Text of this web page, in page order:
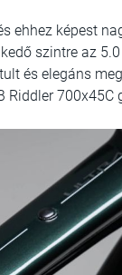
ehhez képest
szintre az 5.0
és elegáns
Riddler 700x45C